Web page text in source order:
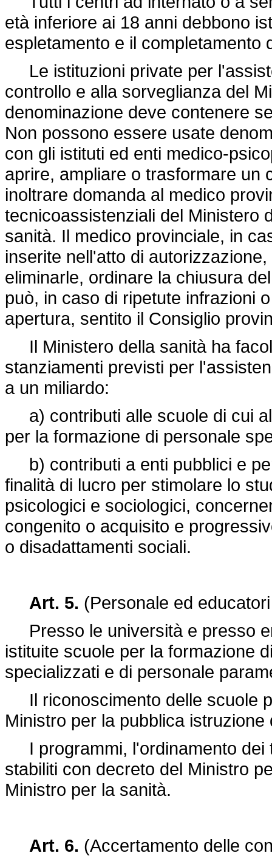
età inferiore ai 18 anni debbono
espletamento e il completamento
Le istituzioni private per
controllo e alla sorveglianza del
denominazione deve contenere
Non possono essere usate
con gli istituti ed enti medico-
aprire, ampliare o trasformare un
inoltrare domanda al medico
tecnicoassistenziali del Ministero
sanità. Il medico provinciale, in
inserite nell'atto di
eliminarle, ordinare la chiusura
può, in caso di ripetute infrazioni
apertura, sentito il Consiglio
Il Ministero della sanità ha
stanziamenti previsti per
a un miliardo:
a) contributi alle scuole di cui
per la formazione di personale
b) contributi a enti pubblici e
finalità di lucro per stimolare lo
psicologici e sociologici,
congenito o acquisito e
o disadattamenti sociali.
Art. 5. (Personale ed
Presso le università e presso
istituite scuole per la formazione
specializzati e di personale
Il riconoscimento delle scuole
Ministro per la pubblica
I programmi, l'ordinamento dei
stabiliti con decreto del Ministro
Ministro per la sanità.
Art. 6. (Accertamento delle